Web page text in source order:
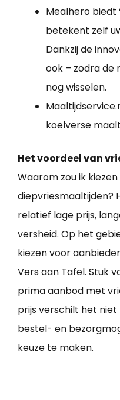
Mealhero biedt
betekent zelf
Dankzij de
ook – zodra de
nog wisselen.
koelverse
Het voordeel van
Waarom zou ik
diepvriesmaaltijden?
relatief lage prijs,
versheid. Op het
kiezen voor
Vers aan Tafel. Stuk
prima aanbod met
prijs verschilt het niet
bestel- en
keuze te maken.